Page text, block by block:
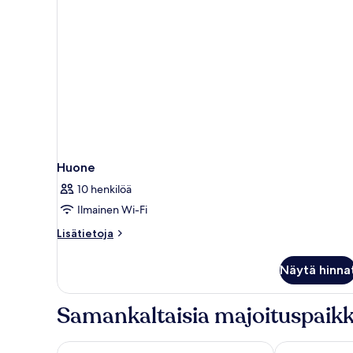
Huone
10 henkilöä
Ilmainen Wi-Fi
Lisätietoja
Lisätietoja
Näytä
Samankaltaisia
Clarion Hotel Helsinki Airport VALO Hotel &